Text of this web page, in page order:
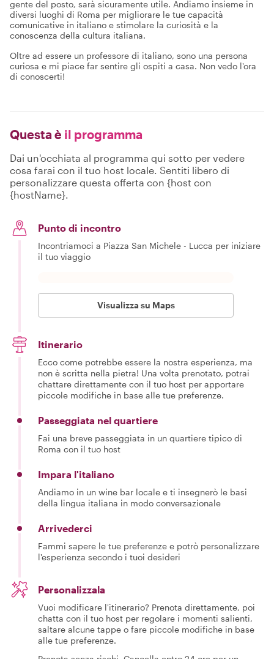
gente del posto, sarà sicuramente utile. Andiamo insieme in
diversi luoghi di Roma per migliorare le tue capacità
comunicative in italiano e stimolare la curiosità e la
conoscenza della cultura italiana.
Oltre ad essere un professore di italiano, sono una persona
curiosa e mi piace far sentire gli ospiti a casa. Non vedo l'ora
di conoscerti!
Questa è il programma
Dai un'occhiata al programma qui sotto per vedere
cosa farai con il tuo host locale. Sentiti libero di
personalizzare questa offerta con {host con
{hostName}.
Punto di incontro
Incontriamoci a Piazza San Michele - Lucca per iniziare
il tuo viaggio
Visualizza su Maps
Itinerario
Ecco come potrebbe essere la nostra esperienza, ma
non è scritta nella pietra! Una volta prenotato, potrai
chattare direttamente con il tuo host per apportare
piccole modifiche in base alle tue preferenze.
Passeggiata nel quartiere
Fai una breve passeggiata in un quartiere tipico di
Roma con il tuo host
Impara l'italiano
Andiamo in un wine bar locale e ti insegnerò le basi
della lingua italiana in modo conversazionale
Arrivederci
Fammi sapere le tue preferenze e potrò personalizzare
l'esperienza secondo i tuoi desideri
Personalizzala
Vuoi modificare l'itinerario? Prenota direttamente, poi
chatta con il tuo host per regolare i momenti salienti,
saltare alcune tappe o fare piccole modifiche in base
alle tue preferenze.